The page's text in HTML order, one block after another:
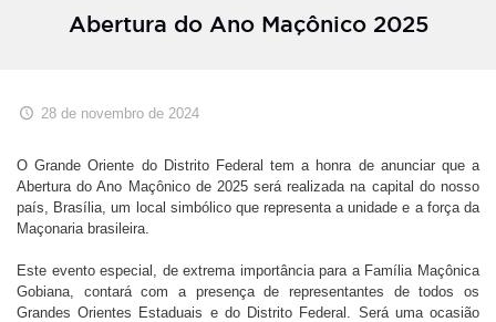
Abertura do Ano Maçônico 2025
28 de novembro de 2024
O Grande Oriente do Distrito Federal tem a honra de anunciar que a
Abertura do Ano Maçônico de 2025 será realizada na capital do nosso
país, Brasília, um local simbólico que representa a unidade e a força da
Maçonaria brasileira.
Este evento especial, de extrema importância para a Família Maçônica
Gobiana, contará com a presença de representantes de todos os
Grandes Orientes Estaduais e do Distrito Federal. Será uma ocasião